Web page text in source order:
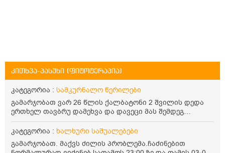
კითხვა-პასუხი (ფიტოტერაპია)
კატეგორია : სამკურნალო წერილები
გამარჯობათ ვარ 26 წლის ქალბატონი 2 შვილის დედა
ერთხელ თავბრუ დამეხვა და დავეცი მას შემდეგ
დამეწყო შიშები ვეღარ გავდიოდი გარეთ რადგან ისევ
ასე ცუდად არ გავხდარიყავი ყურის ანთება მქონდა
მაშინ როგორც გაირკვა მას შემსეგ გავიდა 1 წელზე
მეტინდა კიდე მეხვევა თავბრუ გარეთ გასვილისას
კატეგორია : ხალხური საშუალებები
გამარჯობათ. მაქვს ძილის პრობლემა.ჩაძინებით